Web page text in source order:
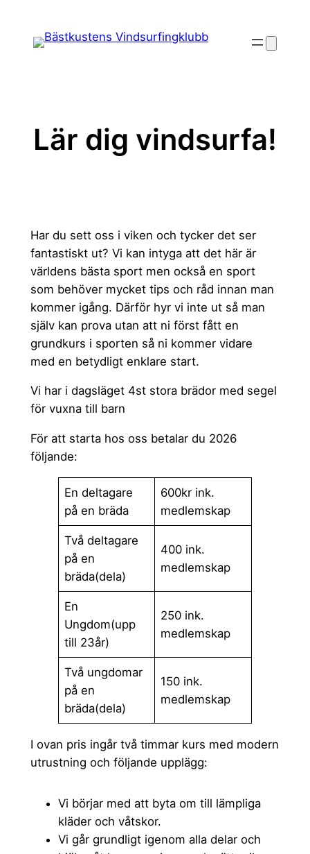
innehåll
Lär dig vindsurfa!
Har du sett oss i viken och tycker det ser
fantastiskt ut? Vi kan intyga att det här är
världens bästa sport men också en sport
som behöver mycket tips och råd innan man
kommer igång. Därför hyr vi inte ut så man
själv kan prova utan att ni först fått en
grundkurs i sporten så ni kommer vidare
med en betydligt enklare start.
Vi har i dagsläget 4st stora brädor med segel
för vuxna till barn
För att starta hos oss betalar du 2026
följande:
En deltagare
på en bräda
600kr ink.
medlemskap
Två deltagare
på en
bräda(dela)
400 ink.
medlemskap
En
Ungdom(upp
till 23år)
250 ink.
medlemskap
Två ungdomar
på en
bräda(dela)
150 ink.
medlemskap
I ovan pris ingår två timmar kurs med modern
utrustning och följande upplägg:
Vi börjar med att byta om till lämpliga
kläder och våtskor.
Vi går grundligt igenom alla delar och